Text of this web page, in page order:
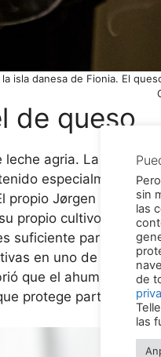
isla danesa de Fionia. El
de queso
leche agria. La leche
especialmente
propio Jørgen Hoff
propio cultivo. La
suficiente para
en uno de sus
que el ahumado
protege parte de la